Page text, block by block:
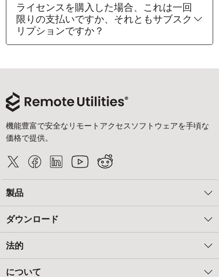
ライセンスを購入した場合、これは一回
限りの支払いですか、それともサブスク
リプションですか？
機能豊富で安全なリモートアクセスソフトウェアを手頃な
価格で提供。
製品
ダウンロード
法的
について